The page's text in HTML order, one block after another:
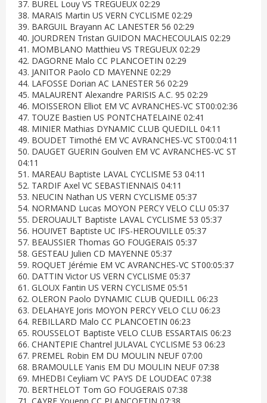
37. BUREL Louy VS TREGUEUX 02:29
38. MARAIS Martin US VERN CYCLISME 02:29
39. BARGUIL Brayann AC LANESTER 56 02:29
40. JOURDREN Tristan GUIDON MACHECOULAIS 02:29
41. MOMBLANO Matthieu VS TREGUEUX 02:29
42. DAGORNE Malo CC PLANCOETIN 02:29
43. JANITOR Paolo CD MAYENNE 02:29
44. LAFOSSE Dorian AC LANESTER 56 02:29
45. MALAURENT Alexandre PARISIS A.C. 95 02:29
46. MOISSERON Elliot EM VC AVRANCHES-VC ST00:02:36
47. TOUZE Bastien US PONTCHATELAINE 02:41
48. MINIER Mathias DYNAMIC CLUB QUEDILL 04:11
49. BOUDET Timothé EM VC AVRANCHES-VC ST00:04:11
50. DAUGET GUERIN Goulven EM VC AVRANCHES-VC ST
04:11
51. MAREAU Baptiste LAVAL CYCLISME 53 04:11
52. TARDIF Axel VC SEBASTIENNAIS 04:11
53. NEUCIN Nathan US VERN CYCLISME 05:37
54. NORMAND Lucas MOYON PERCY VELO CLU 05:37
55. DEROUAULT Baptiste LAVAL CYCLISME 53 05:37
56. HOUIVET Baptiste UC IFS-HEROUVILLE 05:37
57. BEAUSSIER Thomas GO FOUGERAIS 05:37
58. GESTEAU Julien CD MAYENNE 05:37
59. ROQUET Jérémie EM VC AVRANCHES-VC ST00:05:37
60. DATTIN Victor US VERN CYCLISME 05:37
61. GLOUX Fantin US VERN CYCLISME 05:51
62. OLERON Paolo DYNAMIC CLUB QUEDILL 06:23
63. DELAHAYE Joris MOYON PERCY VELO CLU 06:23
64. REBILLARD Malo CC PLANCOETIN 06:23
65. ROUSSELOT Baptiste VELO CLUB ESSARTAIS 06:23
66. CHANTEPIE Chantrel JULAVAL CYCLISME 53 06:23
67. PREMEL Robin EM DU MOULIN NEUF 07:00
68. BRAMOULLE Yanis EM DU MOULIN NEUF 07:38
69. MHEDBI Ceyliam VC PAYS DE LOUDEAC 07:38
70. BERTHELOT Tom GO FOUGERAIS 07:38